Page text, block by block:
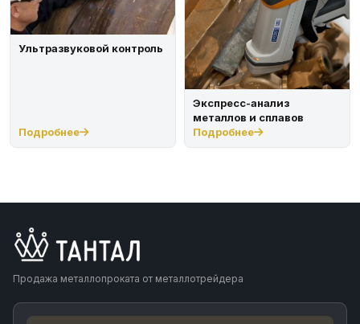
Ультразвуковой контроль
Подробнее
Экспресс-анализ
металлов и сплавов
Подробнее
Продажа металлопроката от металлотрейдера